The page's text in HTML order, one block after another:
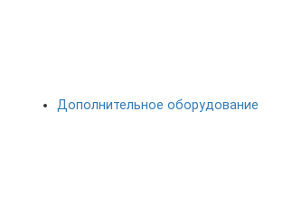
Дополнительное оборудование